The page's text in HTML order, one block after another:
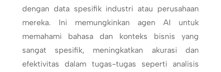
dengan data spesifik industri atau perusahaan
mereka. Ini memungkinkan agen AI untuk
memahami bahasa dan konteks bisnis yang
sangat spesifik, meningkatkan akurasi dan
efektivitas dalam tugas-tugas seperti analisis